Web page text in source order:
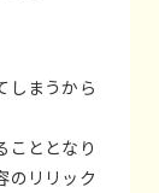
しまうから
こととなり
のリリック